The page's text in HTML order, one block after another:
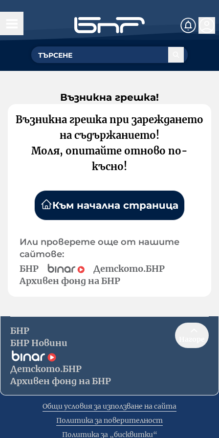
Възникна грешка!
Възникна грешка при зареждането
на съдържанието!
Моля, опитайте отново по-
късно!
Към начална страница
Или проверете още от нашите
сайтове:
БНР
Детското.БНР
Архивен фонд на БНР
БНР
БНР Новини
Детското.БНР
Архивен фонд на БНР
Общи условия за използване на сайта
Политика за поверителност
Политика за „бисквитки“